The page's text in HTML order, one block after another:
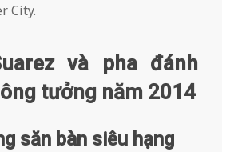
City.
và pha đánh
tưởng năm 2014
săn bàn siêu hạng